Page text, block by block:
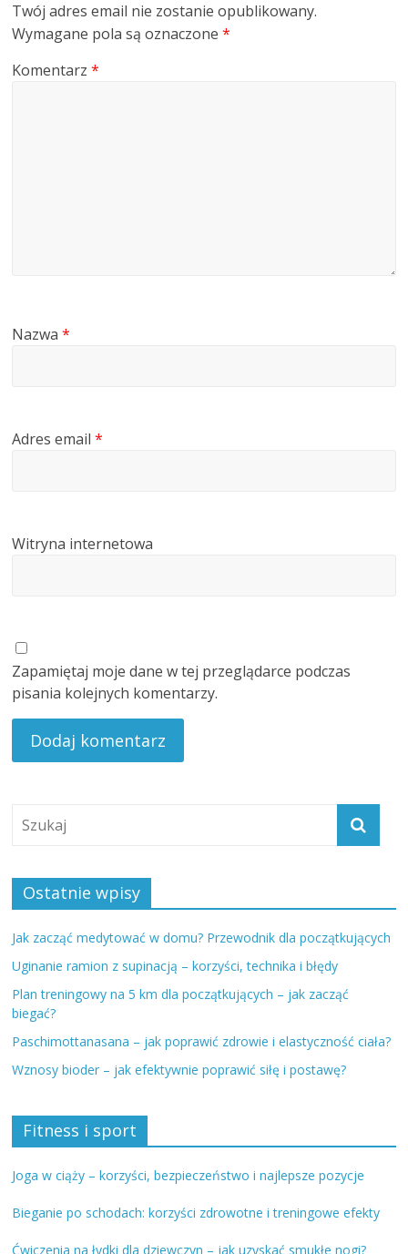
Twój adres email nie zostanie opublikowany.
Wymagane pola są oznaczone*
Komentarz*
Nazwa*
Adres email*
Witryna internetowa
Zapamiętaj moje dane w tej przeglądarce podczas
pisania kolejnych komentarzy.
Ostatnie wpisy
Jak zacząć medytować w domu? Przewodnik dla początkujących
Uginanie ramion z supinacją – korzyści, technika i błędy
Plan treningowy na 5 km dla początkujących – jak zacząć
biegać?
Paschimottanasana – jak poprawić zdrowie i elastyczność ciała?
Wznosy bioder – jak efektywnie poprawić siłę i postawę?
Fitness i sport
Joga w ciąży – korzyści, bezpieczeństwo i najlepsze pozycje
Bieganie po schodach: korzyści zdrowotne i treningowe efekty
Ćwiczenia na łydki dla dziewczyn – jak uzyskać smukłe nogi?